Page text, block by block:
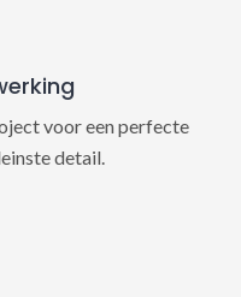
voor een perfecte
detail.